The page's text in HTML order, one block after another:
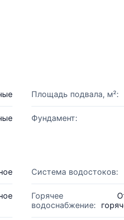
Площадь подвала, м²:
Фундамент:
Система водостоков:
Горячее
водоснабжение: